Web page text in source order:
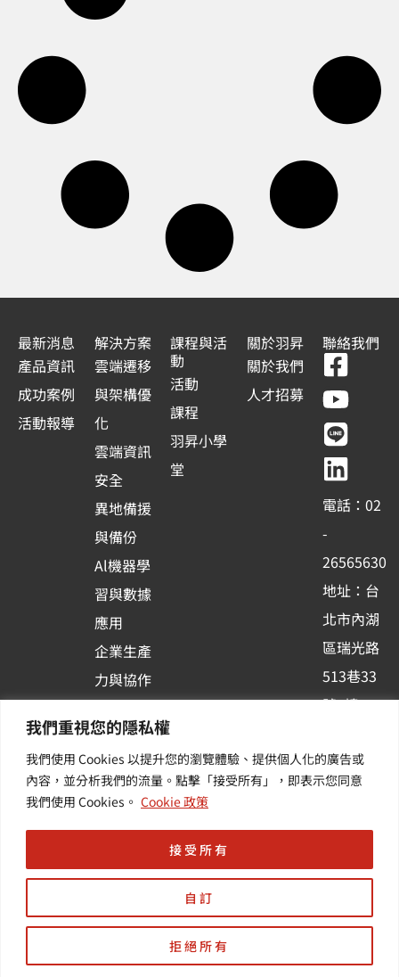
我們重視您的隱私權
我們使用 Cookies 以提升您的瀏覽體驗、提供個人化的廣告或
內容，並分析我們的流量。點擊「接受所有」，即表示您同意
我們使用 Cookies。 Cookie 政策
自訂
拒絕所有
接受所有
最新消息
產品資訊
成功案例
活動報導
解決方案
雲端遷移
與架構優
化
雲端資訊
安全
異地備援
與備份
Al機器學
習與數據
應用
企業生產
力與協作
台應用
其他／加
值服務
課程與活
動
活動
課程
羽昇小學
堂
關於羽昇
關於我們
人才招募
聯絡我們
F
a
c
e
b
o
o
k
-
s
q
u
a
r
Y
o
u
t
u
b
e
L
i
n
e
L
i
n
k
e
d
i
n
電話：02
-
26565630
地址：台
北市內湖
區瑞光路
513巷33
號6樓
新訊 | 提
供您最新
Copyright © 羽昇國際股份有限公司